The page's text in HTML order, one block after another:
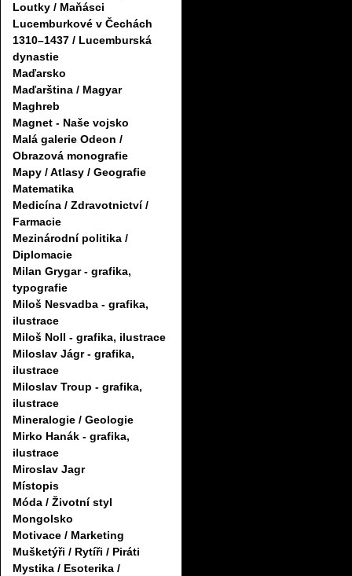
Loutky / Maňásci
Lucemburkové v Čechách
1310–1437 / Lucemburská
dynastie
Maďarsko
Maďarština / Magyar
Maghreb
Magnet - Naše vojsko
Malá galerie Odeon /
Obrazová monografie
Mapy / Atlasy / Geografie
Matematika
Medicína / Zdravotnictví /
Farmacie
Mezinárodní politika /
Diplomacie
Milan Grygar - grafika,
typografie
Miloš Nesvadba - grafika,
ilustrace
Miloš Noll - grafika, ilustrace
Miloslav Jágr - grafika,
ilustrace
Miloslav Troup - grafika,
ilustrace
Mineralogie / Geologie
Mirko Hanák - grafika,
ilustrace
Miroslav Jagr
Místopis
Móda / Životní styl
Mongolsko
Motivace / Marketing
Mušketýři / Rytíři / Piráti
Mystika / Esoterika /